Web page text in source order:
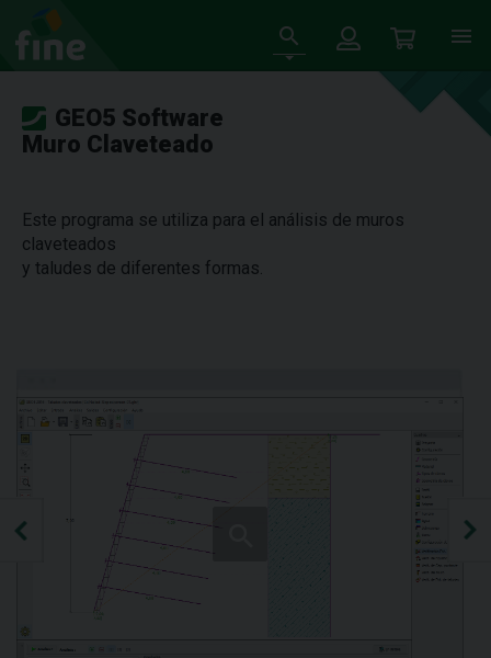
GEO5 Software
Muro Claveteado
Este programa se utiliza para el análisis de muros
claveteados
y taludes de diferentes formas.